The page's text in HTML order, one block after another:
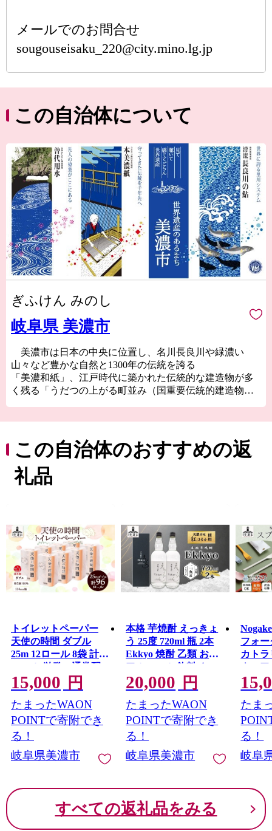
メールでのお問合せ
sougouseisaku_220@city.mino.lg.jp
この自治体について
ぎふけん みのし
岐阜県 美濃市
美濃市は日本の中央に位置し、名川長良川や緑濃い
山々など豊かな自然と1300年の伝統を誇る
「美濃和紙」、江戸時代に築かれた伝統的な建造物が多
く残る「うだつの上がる町並み（国重要伝統的建造物群
品が展示され、幻想的な世界が醸し出されます。
この自治体のおすすめの返
礼品
トイレットペーパー
天使の時間 ダブル
25m 12ロール 8袋 計96
ロール 単発・通常配
送
15,000 円
たまったWAON
POINTで寄附でき
る！
岐阜県美濃市
本格 芋焼酎 えっきょ
う 25度 720ml 瓶 2本
Ekkyo 焼酎 乙類 お酒
アルコール 飲料 さつ
まいも 紅はるか 芋 い
も イモ G酵母 オリジ
ナル 晩酌 家飲み プレ
ゼント 贈り物 ギフト
父の日 お中元 お歳暮
誕生日 自家用 送料無
料 紫屋 岐阜県 美濃市
20,000 円
たまったWAON
POINTで寄附でき
る！
岐阜県美濃市
フォー
カト
ウェ
当 ピ
雑貨
れ ス
器対応
コ バ
ィナブ
無料
たま
る！
岐阜
すべての返礼品をみる